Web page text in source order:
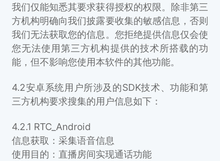
我们仅能知悉其要求获得授权的权限。除非第三
方机构明确向我们披露要收集的敏感信息，否则
我们无法获取您的信息。您拒绝提供信息仅会使
您无法使用第三方机构提供的技术所搭载的功
能，但不影响您使用本软件的其他功能。
4.2安卓系统用户所涉及的SDK技术、功能和第
三方机构要求搜集的用户信息如下：
4.2.1 RTC_Android
信息获取：采集语音信息
使用目的：直播房间实现通话功能